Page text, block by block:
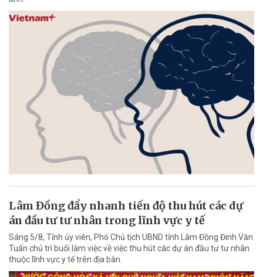
Lâm Đồng đẩy nhanh tiến độ thu hút các dự
án đầu tư tư nhân trong lĩnh vực y tế
Sáng 5/8, Tỉnh ủy viên, Phó Chủ tịch UBND tỉnh Lâm Đồng Đinh Văn
Tuấn chủ trì buổi làm việc về việc thu hút các dự án đầu tư tư nhân
thuộc lĩnh vực y tế trên địa bàn.